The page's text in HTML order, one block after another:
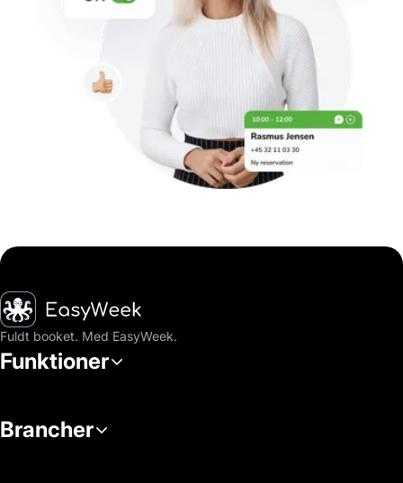
Hjem
Fuldt booket. Med EasyWeek.
Funktioner
Brancher